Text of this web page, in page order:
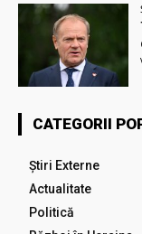
CATEGORII
Știri Externe
Actualitate
Politică